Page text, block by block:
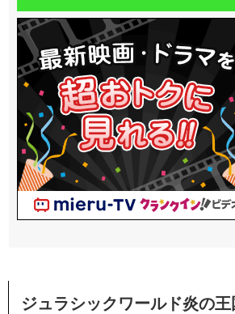
ジュラシックワールド炎の